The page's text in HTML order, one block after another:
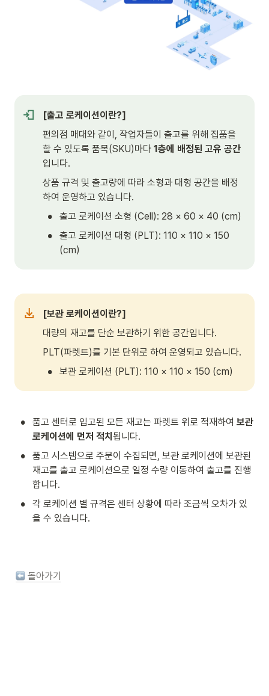
[출고 로케이션이란?]
편의점 매대와 같이, 작업자들이 출고를 위해 집품을
할 수 있도록 품목(SKU)마다 1층에 배정된 고유 공간
입니다.
상품 규격 및 출고량에 따라 소형과 대형 공간을 배정
하여 운영하고 있습니다.
• 출고 로케이션 소형 (Cell): 28 × 60 × 40 (cm)
•
출고 로케이션 대형 (PLT): 110 × 110 × 150
(cm)
[보관 로케이션이란?]
대량의 재고를 단순 보관하기 위한 공간입니다.
PLT(파렛트)를 기본 단위로 하여 운영되고 있습니다.
• 보관 로케이션 (PLT): 110 × 110 × 150 (cm)
• 품고 센터로 입고된 모든 재고는 파렛트 위로 적재하여 보관
로케이션에 먼저 적치 됩니다.
•
품고 시스템으로 주문이 수집되면, 보관 로케이션에 보관된
재고를 출고 로케이션으로 일정 수량 이동하여 출고를 진행
합니다.
•
각 로케이션 별 규격은 센터 상황에 따라 조금씩 오차가 있
을 수 있습니다.
돌아가기